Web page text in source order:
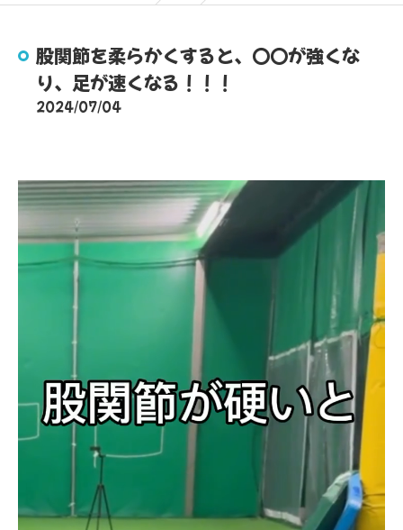
股関節を柔らかくすると、〇〇が強くな
り、足が速くなる！！！
2024/07/04